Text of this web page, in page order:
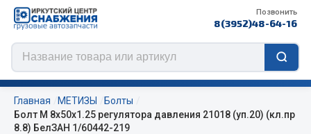
Позвонить
8(3952)48-64-16
Главная МЕТИЗЫ
Болты
Болт М 8х50х1.25 регулятора давления 21018 (уп.20) (кл.пр
8.8) БелЗАН 1/60442-219